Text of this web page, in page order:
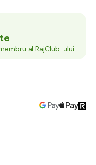
al RajClub-ului